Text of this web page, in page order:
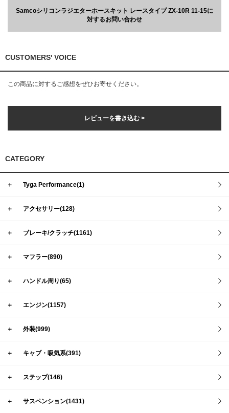
Samcoシリコンラジエターホースキット レースタイプ ZX-10R 11-15に
対するお問い合わせ
CUSTOMERS' VOICE
この商品に対するご感想をぜひお寄せください。
レビューを書き込む >
CATEGORY
＋ Tyga Performance(1)
＋ アクセサリー(128)
＋ ブレーキ/クラッチ(1161)
＋ マフラー(890)
＋ ハンドル周り(65)
＋ エンジン(1157)
＋ 外装(999)
＋ キャブ・吸気系(391)
＋ ステップ(146)
＋ サスペンション(1431)